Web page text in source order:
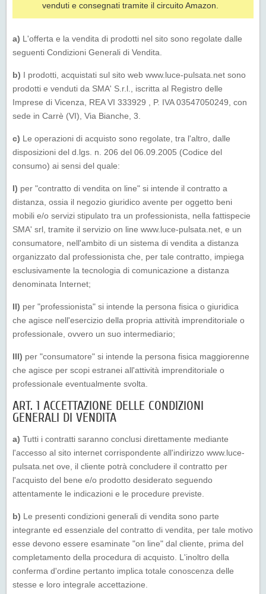
venduti e consegnati tramite il circuito Amazon.
a) L'offerta e la vendita di prodotti nel sito sono regolate dalle
seguenti Condizioni Generali di Vendita.
b) I prodotti, acquistati sul sito web www.luce-pulsata.net sono
prodotti e venduti da SMA' S.r.l., iscritta al Registro delle
Imprese di Vicenza, REA VI 333929 , P. IVA 03547050249, con
sede in Carrè (VI), Via Bianche, 3.
c) Le operazioni di acquisto sono regolate, tra l'altro, dalle
disposizioni del d.lgs. n. 206 del 06.09.2005 (Codice del
consumo) ai sensi del quale:
I) per "contratto di vendita on line" si intende il contratto a
distanza, ossia il negozio giuridico avente per oggetto beni
mobili e/o servizi stipulato tra un professionista, nella fattispecie
SMA' srl, tramite il servizio on line www.luce-pulsata.net, e un
consumatore, nell'ambito di un sistema di vendita a distanza
organizzato dal professionista che, per tale contratto, impiega
esclusivamente la tecnologia di comunicazione a distanza
denominata Internet;
II) per "professionista" si intende la persona fisica o giuridica
che agisce nell'esercizio della propria attività imprenditoriale o
professionale, ovvero un suo intermediario;
III) per "consumatore" si intende la persona fisica maggiorenne
che agisce per scopi estranei all'attività imprenditoriale o
professionale eventualmente svolta.
ART. 1 ACCETTAZIONE DELLE CONDIZIONI
GENERALI DI VENDITA
a) Tutti i contratti saranno conclusi direttamente mediante
l'accesso al sito internet corrispondente all'indirizzo www.luce-
pulsata.net ove, il cliente potrà concludere il contratto per
l'acquisto del bene e/o prodotto desiderato seguendo
attentamente le indicazioni e le procedure previste.
b) Le presenti condizioni generali di vendita sono parte
integrante ed essenziale del contratto di vendita, per tale motivo
esse devono essere esaminate "on line" dal cliente, prima del
completamento della procedura di acquisto. L'inoltro della
conferma d'ordine pertanto implica totale conoscenza delle
stesse e loro integrale accettazione.